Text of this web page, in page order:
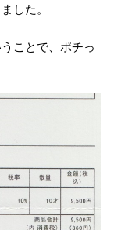
した。
ことで、ポチっ